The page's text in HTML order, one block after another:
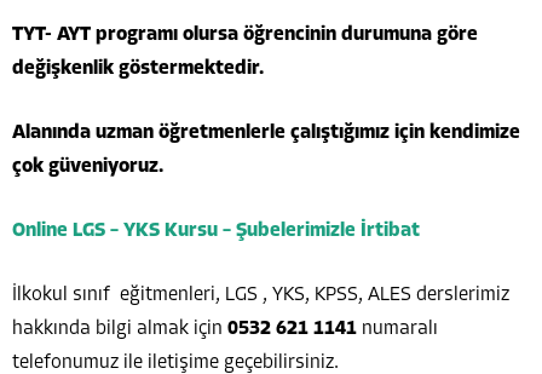
TYT- AYT programı olursa öğrencinin durumuna göre
değişkenlik göstermektedir.
Alanında uzman öğretmenlerle çalıştığımız için kendimize
çok güveniyoruz.
Online LGS – YKS Kursu – Şubelerimizle İrtibat
İlkokul sınıf eğitmenleri, LGS , YKS, KPSS, ALES derslerimiz
hakkında bilgi almak için 0532 621 1141 numaralı
telefonumuz ile iletişime geçebilirsiniz.